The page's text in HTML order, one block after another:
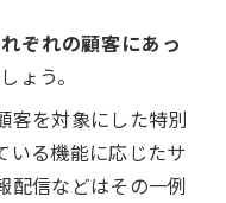
ぞれの顧客にあっ
ょう。
客を対象にした特別
いる機能に応じたサ
配信などはその一例